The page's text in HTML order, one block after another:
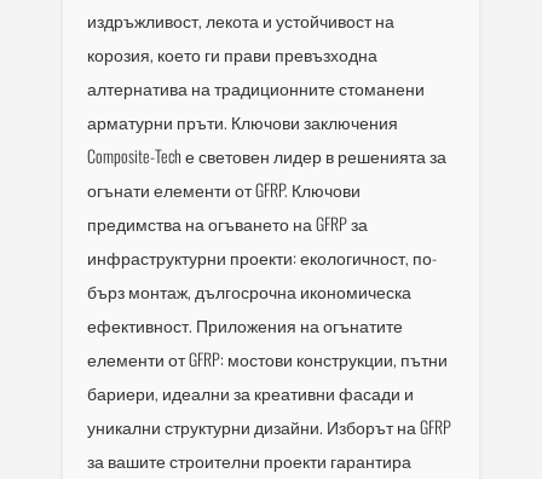
издръжливост, лекота и устойчивост на
корозия, което ги прави превъзходна
алтернатива на традиционните стоманени
арматурни пръти. Ключови заключения
Composite-Tech е световен лидер в решенията за
огънати елементи от GFRP. Ключови
предимства на огъването на GFRP за
инфраструктурни проекти: екологичност, по-
бърз монтаж, дългосрочна икономическа
ефективност. Приложения на огънатите
елементи от GFRP: мостови конструкции, пътни
бариери, идеални за креативни фасади и
уникални структурни дизайни. Изборът на GFRP
за вашите строителни проекти гарантира